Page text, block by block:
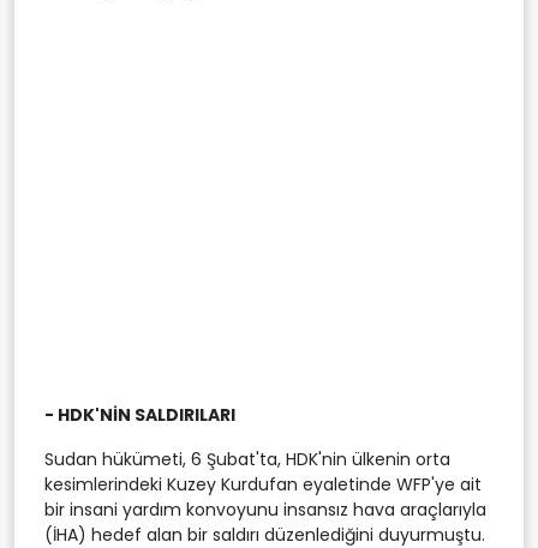
- HDK'NİN SALDIRILARI
Sudan hükümeti, 6 Şubat'ta, HDK'nin ülkenin orta
kesimlerindeki Kuzey Kurdufan eyaletinde WFP'ye ait
bir insani yardım konvoyunu insansız hava araçlarıyla
(İHA) hedef alan bir saldırı düzenlediğini duyurmuştu.